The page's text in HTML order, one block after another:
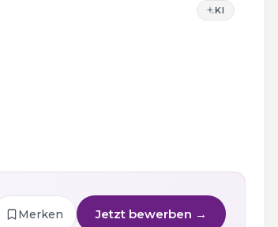
KI
Merken Jetzt bewerben →